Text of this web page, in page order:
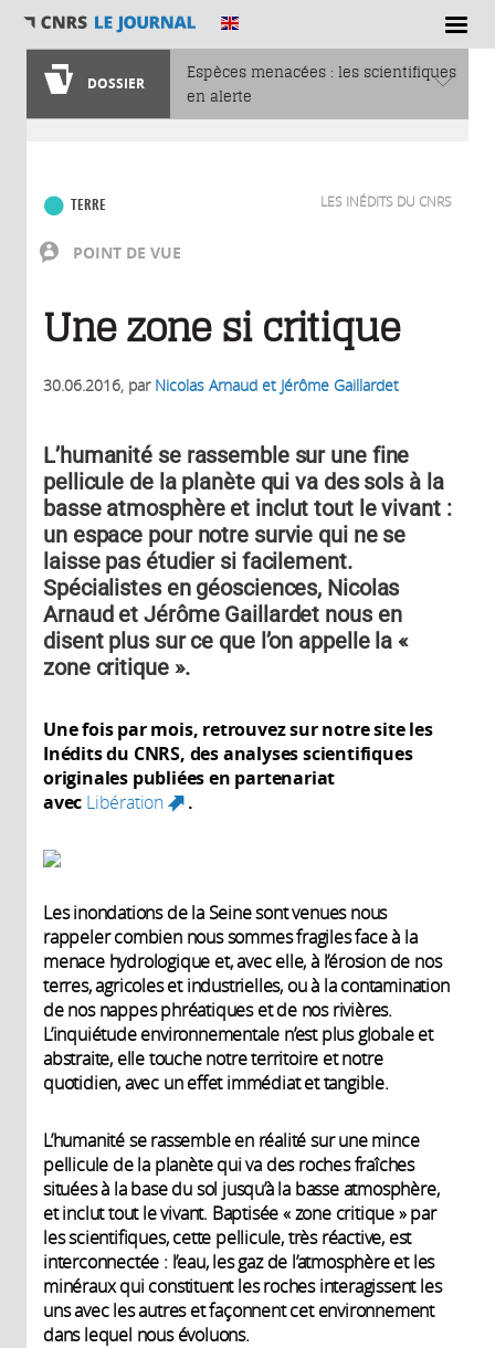
DOSSIER
Espèces menacées : les scientifiques
en alerte
POINT DE VUE
TERRE LES INÉDITS DU CNRS
Une zone si critique
30.06.2016, par Nicolas Arnaud et Jérôme Gaillardet
L’humanité se rassemble sur une fine
pellicule de la planète qui va des sols à la
basse atmosphère et inclut tout le vivant :
un espace pour notre survie qui ne se
laisse pas étudier si facilement.
Spécialistes en géosciences, Nicolas
Arnaud et Jérôme Gaillardet nous en
disent plus sur ce que l’on appelle la «
zone critique ».
Une fois par mois, retrouvez sur notre site les
Inédits du CNRS, des analyses scientifiques
originales publiées en partenariat
avec Libération (link is external)
.
Les inondations de la Seine sont venues nous
rappeler combien nous sommes fragiles face à la
menace hydrologique et, avec elle, à l’érosion de nos
terres, agricoles et industrielles, ou à la contamination
de nos nappes phréatiques et de nos rivières.
L’inquiétude environnementale n’est plus globale et
abstraite, elle touche notre territoire et notre
quotidien, avec un effet immédiat et tangible.
L’humanité se rassemble en réalité sur une mince
pellicule de la planète qui va des roches fraîches
situées à la base du sol jusqu’à la basse atmosphère,
et inclut tout le vivant. Baptisée « zone critique » par
les scientifiques, cette pellicule, très réactive, est
interconnectée : l’eau, les gaz de l’atmosphère et les
minéraux qui constituent les roches interagissent les
uns avec les autres et façonnent cet environnement
dans lequel nous évoluons.